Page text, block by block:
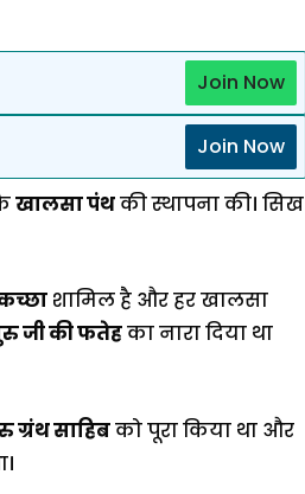
Join Now
Join Now
खालसा पंथकी स्थापना की। सिख
शामिल है और हर खालसा
जी की फतेहका नारा दिया था
ग्रंथ साहिबको पूरा किया था और